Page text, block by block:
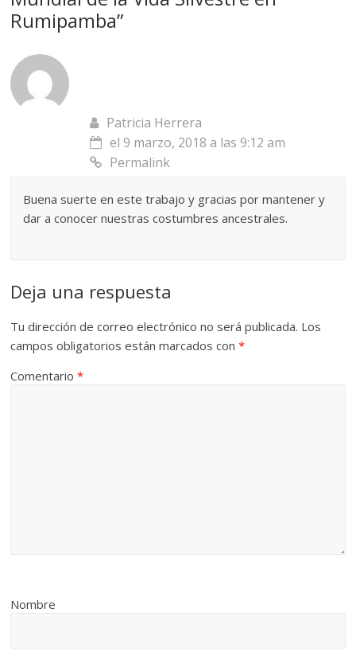
Rumipamba”
Patricia Herrera
el 9 marzo, 2018 a las 9:12 am
Permalink
Buena suerte en este trabajo y gracias por mantener y
dar a conocer nuestras costumbres ancestrales.
Deja una respuesta
Tu dirección de correo electrónico no será publicada. Los
campos obligatorios están marcados con*
Comentario*
Nombre